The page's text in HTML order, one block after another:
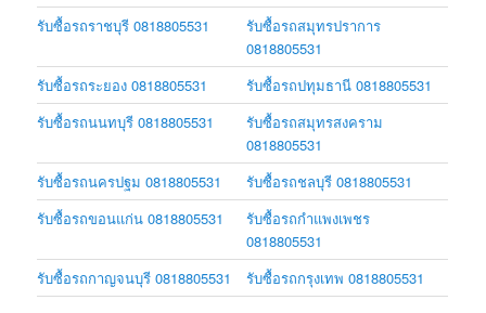
รับซื้อรถราชบุรี 0818805531
รับซื้อรถสมุทรปราการ
0818805531
รับซื้อรถระยอง 0818805531
รับซื้อรถปทุมธานี 0818805531
รับซื้อรถนนทบุรี 0818805531
รับซื้อรถสมุทรสงคราม
0818805531
รับซื้อรถนครปฐม 0818805531
รับซื้อรถชลบุรี 0818805531
รับซื้อรถขอนแก่น 0818805531
รับซื้อรถกำแพงเพชร
0818805531
รับซื้อรถกาญจนบุรี 0818805531
รับซื้อรถกรุงเทพ 0818805531